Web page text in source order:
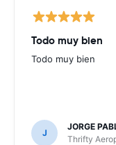
Todo muy bien
Todo muy bien
J
JORGE
Thrifty